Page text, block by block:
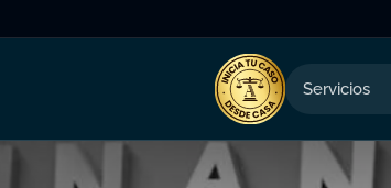
Servicios